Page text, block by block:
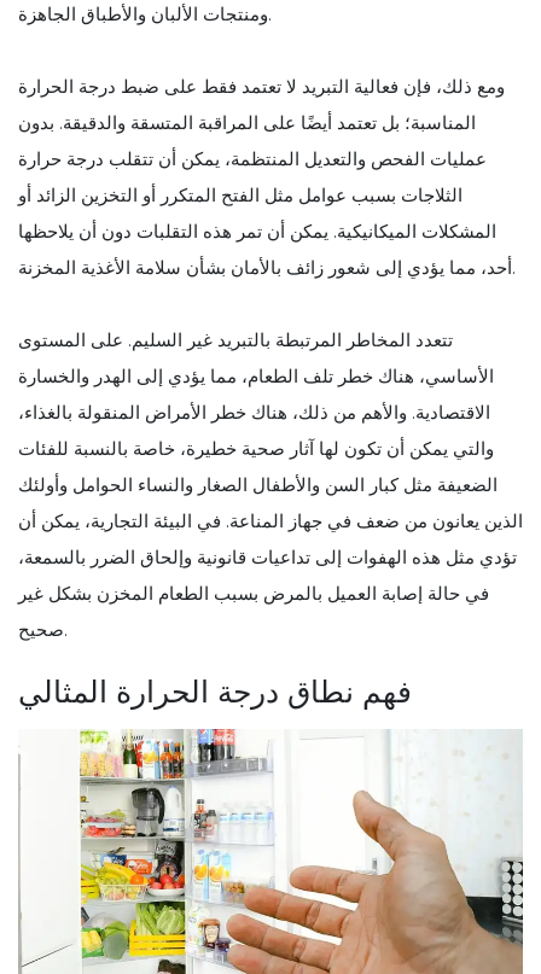
ومنتجات الألبان والأطباق الجاهزة.
ومع ذلك، فإن فعالية التبريد لا تعتمد فقط على ضبط درجة الحرارة
المناسبة؛ بل تعتمد أيضًا على المراقبة المتسقة والدقيقة. بدون
عمليات الفحص والتعديل المنتظمة، يمكن أن تتقلب درجة حرارة
الثلاجات بسبب عوامل مثل الفتح المتكرر أو التخزين الزائد أو
المشكلات الميكانيكية. يمكن أن تمر هذه التقلبات دون أن يلاحظها
أحد، مما يؤدي إلى شعور زائف بالأمان بشأن سلامة الأغذية المخزنة.
تتعدد المخاطر المرتبطة بالتبريد غير السليم. على المستوى
الأساسي، هناك خطر تلف الطعام، مما يؤدي إلى الهدر والخسارة
الاقتصادية. والأهم من ذلك، هناك خطر الأمراض المنقولة بالغذاء،
والتي يمكن أن تكون لها آثار صحية خطيرة، خاصة بالنسبة للفئات
الضعيفة مثل كبار السن والأطفال الصغار والنساء الحوامل وأولئك
الذين يعانون من ضعف في جهاز المناعة. في البيئة التجارية، يمكن أن
تؤدي مثل هذه الهفوات إلى تداعيات قانونية وإلحاق الضرر بالسمعة،
في حالة إصابة العميل بالمرض بسبب الطعام المخزن بشكل غير
صحيح.
فهم نطاق درجة الحرارة المثالي